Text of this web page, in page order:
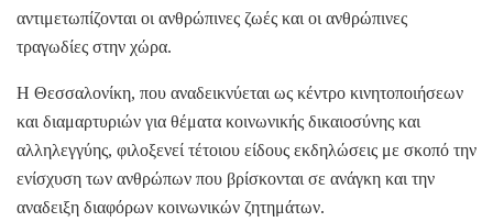
αντιμετωπίζονται οι ανθρώπινες ζωές και οι ανθρώπινες
τραγωδίες στην χώρα.
Η Θεσσαλονίκη, που αναδεικνύεται ως κέντρο κινητοποιήσεων
και διαμαρτυριών για θέματα κοινωνικής δικαιοσύνης και
αλληλεγγύης, φιλοξενεί τέτοιου είδους εκδηλώσεις με σκοπό την
ενίσχυση των ανθρώπων που βρίσκονται σε ανάγκη και την
αναδειξη διαφόρων κοινωνικών ζητημάτων.